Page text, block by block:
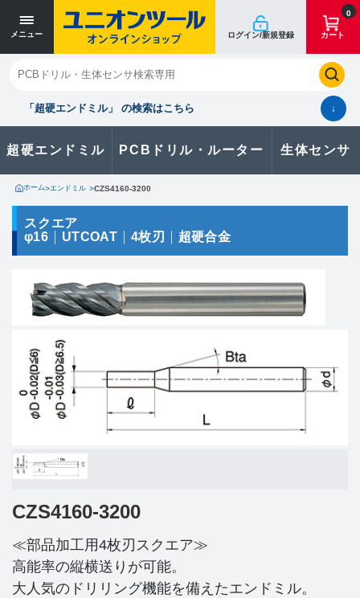
メニュー ログイン/新規登録
0
カート
「超硬エンドミル」 の検索はこちら ↓
超硬エンドミル PCBドリル・ルーター 生体センサ
閉じる
お気に入り クイックオーダー 購入履歴
製品に関するお問い合わせはこちら
カタログ一覧
ホーム>エンドミル >CZS4160-3200
スクエア
φ16
UTCOAT 4枚刃 超硬合金
CZS4160-3200
≪部品加工用4枚刃スクエア≫
高能率の縦横送りが可能。
大人気のドリリング機能を備えたエンドミル。
寸法単位 [mm]
寸法単位 [mm]